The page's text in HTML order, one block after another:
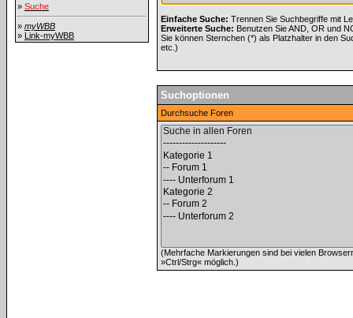
» Suche
» myWBB
» Link-myWBB
Einfache Suche: Trennen Sie Suchbegriffe mit
Erweiterte Suche: Benutzen Sie AND, OR und
Sie können Sternchen (*) als Platzhalter in den
etc.)
Suchoptionen
Durchsuche Foren
(Mehrfache Markierungen sind bei vielen
»Ctrl/Strg« möglich.)